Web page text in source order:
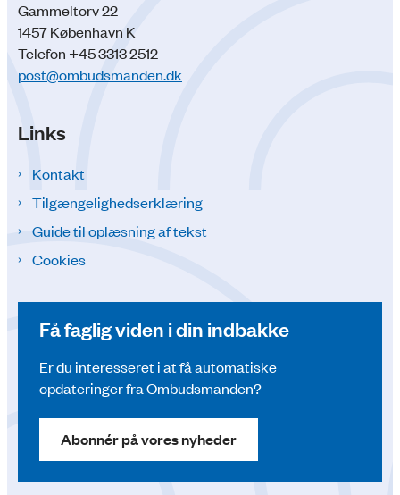
Gammeltorv 22
1457 København K
Telefon +45 3313 2512
post@ombudsmanden.dk
Links
Kontakt
Tilgængelighedserklæring
Guide til oplæsning af tekst
Cookies
Få faglig viden i din indbakke
Er du interesseret i at få automatiske
opdateringer fra Ombudsmanden?
Abonnér på vores nyheder